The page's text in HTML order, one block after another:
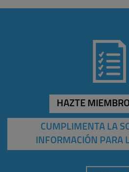
HAZTE
CUMPLIMENTA LA
INFORMACIÓN PARA